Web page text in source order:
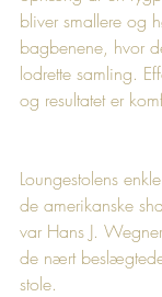
bliver smallere og
bagbenene, hvor
lodrette samling.
og resultatet er
Loungestolens
de amerikanske
var Hans J.
de nært
stole.